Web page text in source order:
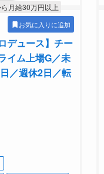
月給30万円以上
お気に入りに追加
デュース】チー
イム上場G／未
／週休2日／転